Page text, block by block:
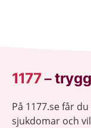
1177–
På 1177.se får
sjukdomar och